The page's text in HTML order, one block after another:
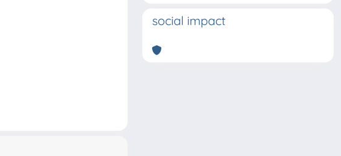
social impact